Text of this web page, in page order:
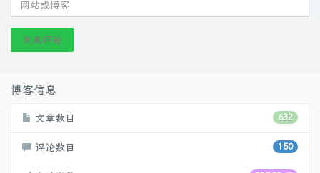
发表评论
博客信息
632
文章数目
150
评论数目